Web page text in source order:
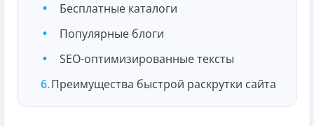
Бесплатные каталоги
Популярные блоги
SEO-оптимизированные тексты
Преимущества быстрой раскрутки сайта